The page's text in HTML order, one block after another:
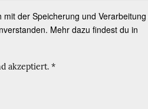
der Speicherung und
Mehr dazu findest du in
akzeptiert. *